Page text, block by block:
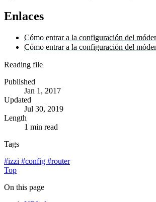
Enlaces
Cómo entrar a la configuración del
Cómo entrar a la configuración del
Reading file
Published
Jan 1, 2017
Updated
Jul 30, 2019
Length
1 min read
Tags
#izzi #config #router
Top
On this page